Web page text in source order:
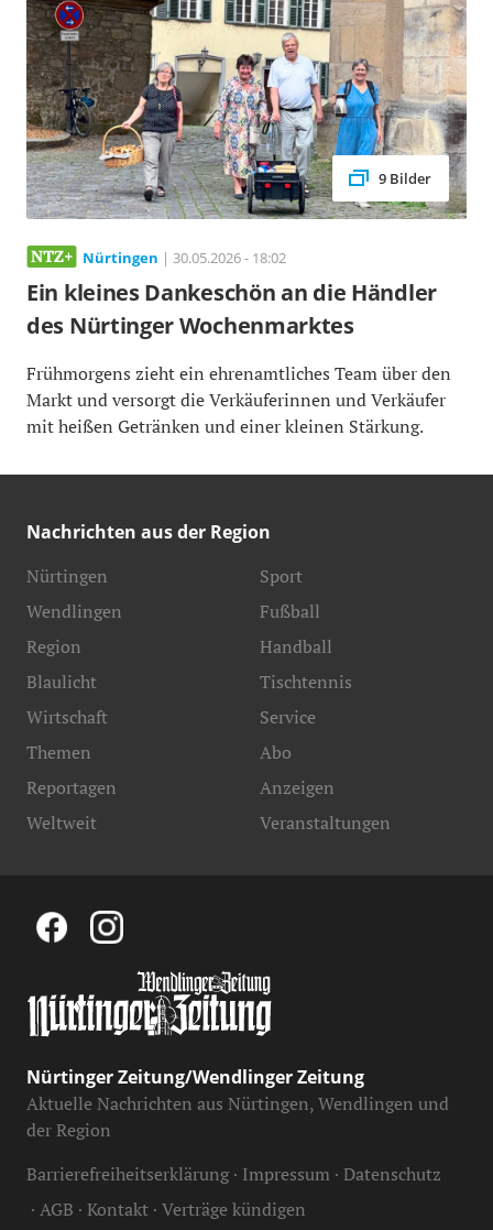
9 Bilder
Nürtingen | 30.05.2026 - 18:02
Ein kleines Dankeschön an die Händler
des Nürtinger Wochenmarktes
Frühmorgens zieht ein ehrenamtliches Team über den
Markt und versorgt die Verkäuferinnen und Verkäufer
mit heißen Getränken und einer kleinen Stärkung.
Nachrichten aus der Region
Nürtingen
Wendlingen
Region
Blaulicht
Sport
Fußball
Handball
Tischtennis
Wirtschaft
Themen
Reportagen
Weltweit
Service
Abo
Anzeigen
Veranstaltungen
Nürtinger Zeitung/Wendlinger Zeitung
Aktuelle Nachrichten aus Nürtingen, Wendlingen und
der Region
Barrierefreiheitserklärung Impressum Datenschutz
AGB Kontakt Verträge kündigen